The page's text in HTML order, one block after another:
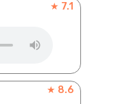
★ 7.1
★ 8.6